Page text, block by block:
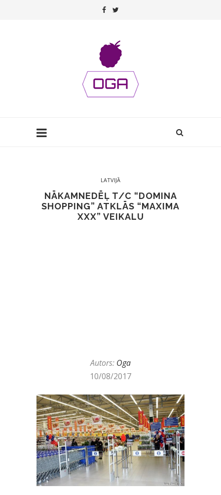
LATVIJĀ
NĀKAMNEDĒĻ T/C “DOMINA
SHOPPING” ATKLĀS “MAXIMA
XXX” VEIKALU
Autors: Oga
10/08/2017